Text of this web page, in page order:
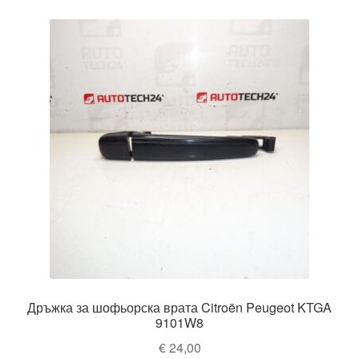
Дръжка за шофьорска врата Citroën Peugeot KTGA
9101W8
€24,00